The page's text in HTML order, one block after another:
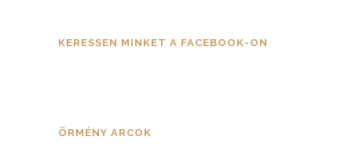
KERESSEN MINKET A FACEBOOK-ON
ÖRMÉNY ARCOK